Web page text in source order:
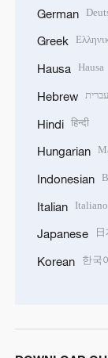
German
Greek
Hausa Hausa
Hebrew עברית
Hindi हिन्दी
Hungarian
Indonesian
Italian Italiano
Japanese
Korean 한국